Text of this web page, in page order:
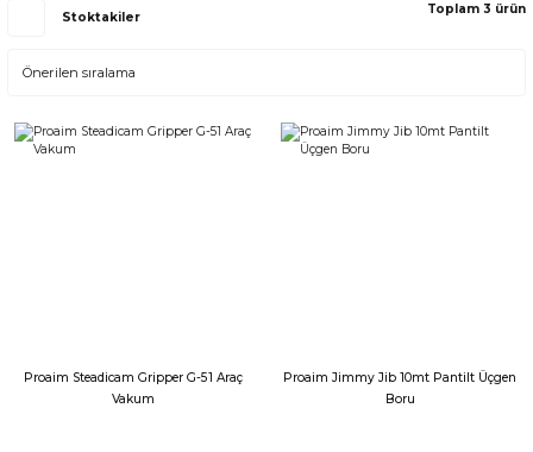
Stoktakiler
Toplam 3 ürün
Proaim Steadicam Gripper G-51 Araç
Vakum
Proaim Jimmy Jib 10mt Pantilt Üçgen
Boru